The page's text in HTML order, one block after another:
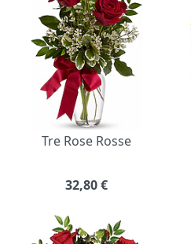
Tre Rose Rosse
32,80€